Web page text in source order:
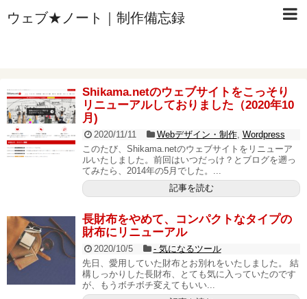
ウェブ★ノート｜制作備忘録
Shikama.netのウェブサイトをこっそり
リニューアルしておりました（2020年10
月)
2020/11/11 Webデザイン・制作, Wordpress
このたび、Shikama.netのウェブサイトをリニューア
ルいたしました。前回はいつだっけ？とブログを遡っ
てみたら、2014年の5月でした。...
記事を読む
長財布をやめて、コンパクトなタイプの
財布にリニューアル
2020/10/5
- 気になるツール
先日、愛用していた財布とお別れをいたしました。 結
構しっかりした長財布、とても気に入っていたのです
が、もうボチボチ変えてもいい...